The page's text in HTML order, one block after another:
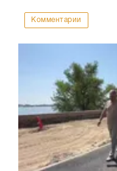
Комментарии